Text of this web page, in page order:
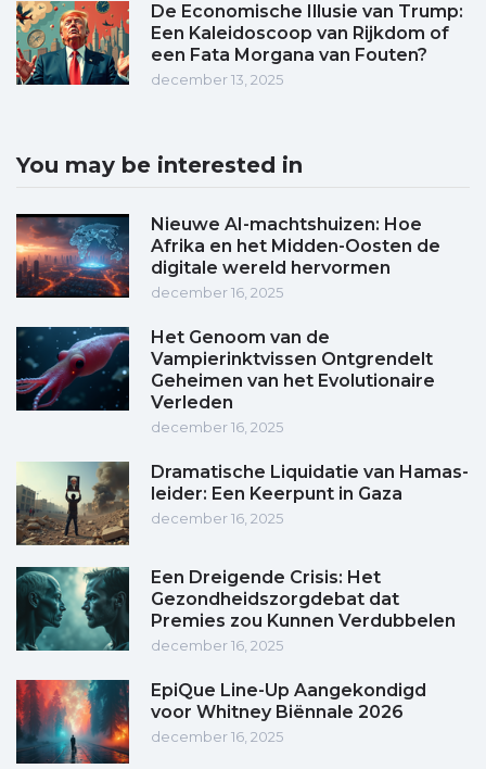
De Economische Illusie van Trump:
Een Kaleidoscoop van Rijkdom of
een Fata Morgana van Fouten?
december 13, 2025
You may be interested in
Nieuwe AI-machtshuizen: Hoe
Afrika en het Midden-Oosten de
digitale wereld hervormen
december 16, 2025
Het Genoom van de
Vampierinktvissen Ontgrendelt
Geheimen van het Evolutionaire
Verleden
december 16, 2025
Dramatische Liquidatie van Hamas-
leider: Een Keerpunt in Gaza
december 16, 2025
Een Dreigende Crisis: Het
Gezondheidszorgdebat dat
Premies zou Kunnen Verdubbelen
december 16, 2025
EpiQue Line-Up Aangekondigd
voor Whitney Biënnale 2026
december 16, 2025